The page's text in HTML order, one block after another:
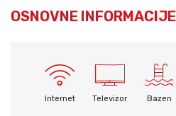
OSNOVNE INFORMACIJE
Internet Televizor Bazen